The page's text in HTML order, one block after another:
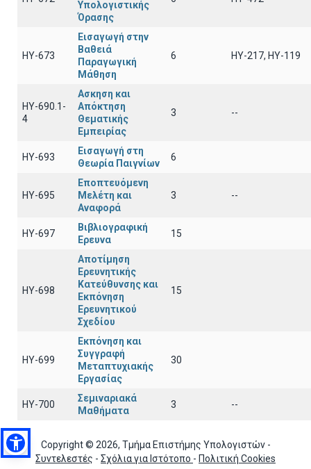
Υπολογιστικής
Όρασης
ΗΥ-673
Εισαγωγή στην
Βαθειά
Παραγωγική
Μάθηση
6 ΗΥ-217, ΗΥ-119
ΗΥ-690.1-
4
Ασκηση και
Απόκτηση
Θεματικής
Εμπειρίας
3 --
ΗΥ-693
Εισαγωγή στη
Θεωρία Παιγνίων
6
ΗΥ-695
Εποπτευόμενη
Μελέτη και
Αναφορά
3 --
ΗΥ-697
Βιβλιογραφική
Ερευνα
15
ΗΥ-698
Αποτίμηση
Ερευνητικής
Κατεύθυνσης και
Εκπόνηση
Ερευνητικού
Σχεδίου
15
ΗΥ-699
Εκπόνηση και
Συγγραφή
Μεταπτυχιακής
Εργασίας
30
ΗΥ-700
Σεμιναριακά
Μαθήματα
3 --
Copyright © 2026, Τμήμα Επιστήμης Υπολογιστών -
Συντελεστές - Σχόλια για Ιστότοπο - Πολιτική Cookies